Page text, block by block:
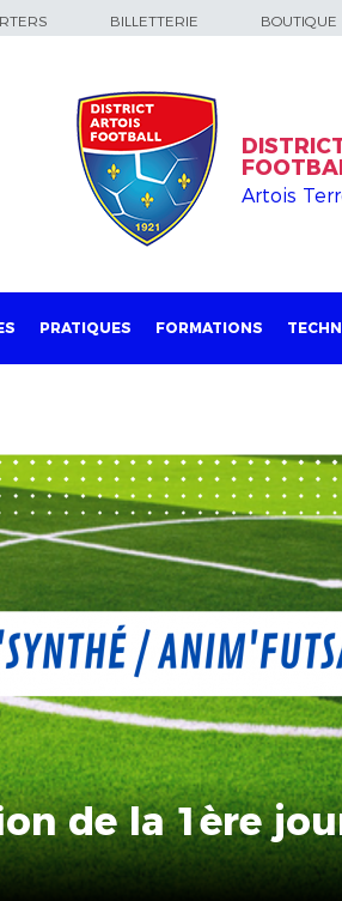
BILLETTERIE BOUTIQUE
Artois
PRATIQUES FORMATIONS
de la 1ère